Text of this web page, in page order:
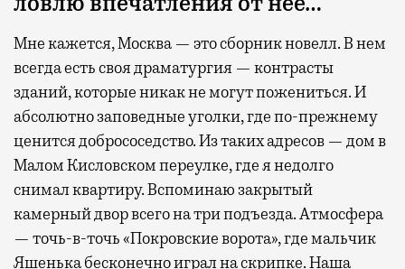
Мне кажется, Москва — это сборник новелл. В нем
всегда есть своя драматургия — контрасты
зданий, которые никак не могут пожениться.И
абсолютно заповедные уголки, где по-прежнему
ценится добрососедство. Из таких адресов — дом в
МаломКисловскомпереулке, где я недолго
снимал квартиру.Вспоминаю закрытый
камерный двор всего на три подъезда. Атмосфера
— точь-в-точь «Покровские ворота», где мальчик
Яшенька бесконечно играл на скрипке. Наша